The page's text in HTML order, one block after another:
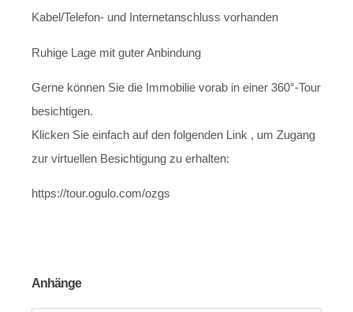
Kabel/Telefon- und Internetanschluss vorhanden
Ruhige Lage mit guter Anbindung
Gerne können Sie die Immobilie vorab in einer 360°-Tour
besichtigen.
Klicken Sie einfach auf den folgenden Link , um Zugang
zur virtuellen Besichtigung zu erhalten:
https://tour.ogulo.com/ozgs
Anhänge